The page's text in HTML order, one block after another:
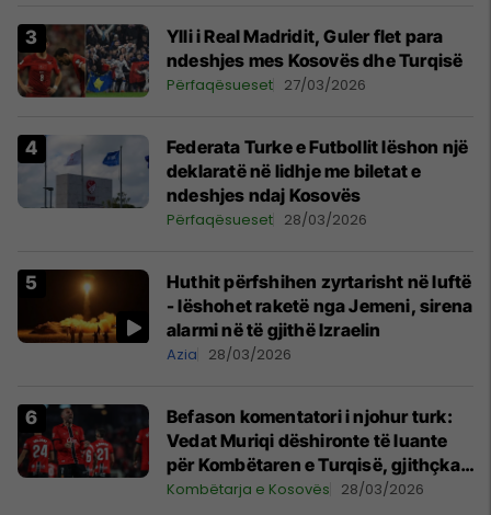
Ylli i Real Madridit, Guler flet para
ndeshjes mes Kosovës dhe Turqisë
Përfaqësueset 27/03/2026
Federata Turke e Futbollit lëshon një
deklaratë në lidhje me biletat e
ndeshjes ndaj Kosovës
Përfaqësueset 28/03/2026
Huthit përfshihen zyrtarisht në luftë
- lëshohet raketë nga Jemeni, sirena
alarmi në të gjithë Izraelin
Azia 28/03/2026
Befason komentatori i njohur turk:
Vedat Muriqi dëshironte të luante
për Kombëtaren e Turqisë, gjithçka
ishte praktikisht e kryer
Kombëtarja e Kosovës 28/03/2026